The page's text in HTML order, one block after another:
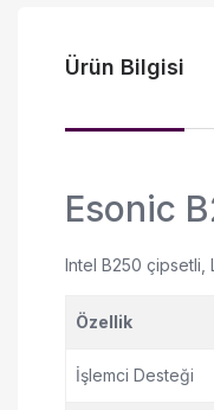
Ürün Bilgisi
Esonic
Intel B250 çipsetli,
Özellik
İşlemci Desteği